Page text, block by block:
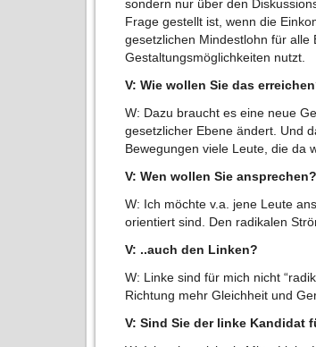
sondern nur über den
Frage gestellt ist, wenn die
gesetzlichen Mindestlohn für
Gestaltungsmöglichkeiten nutzt.
V: Wie wollen Sie das
W: Dazu braucht es eine neue
gesetzlicher Ebene ändert. Und
Bewegungen viele Leute, die da
V: Wen wollen Sie ansprechen?
W: Ich möchte v.a. jene Leute
orientiert sind. Den radikalen
V: ..auch den Linken?
W: Linke sind für mich nicht
Richtung mehr Gleichheit und
V: Sind Sie der linke Kandidat